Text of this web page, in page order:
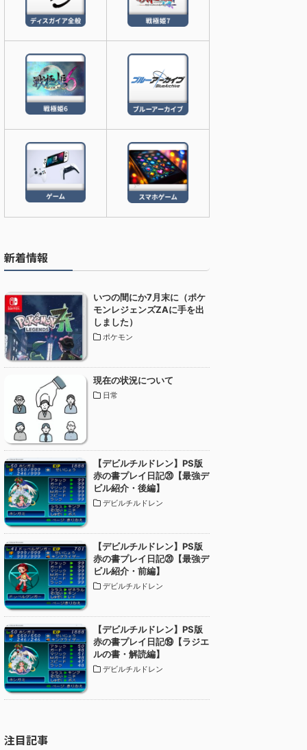
新着情報
いつの間にか7月末に（ポケ
モンレジェンズZAに手を出
しました）
ポケモン
現在の状況について
日常
【デビルチルドレン】PS版
赤の書プレイ日記⑳【最強デ
ビル紹介・後編】
デビルチルドレン
【デビルチルドレン】PS版
赤の書プレイ日記⑳【最強デ
ビル紹介・前編】
デビルチルドレン
【デビルチルドレン】PS版
赤の書プレイ日記⑲【ラジエ
ルの書・解読編】
デビルチルドレン
注目記事